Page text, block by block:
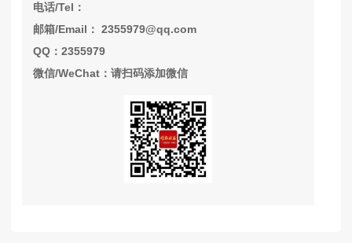
电话/Tel：
邮箱/Email： 2355979@qq.com
QQ：2355979
微信/WeChat：请扫码添加微信